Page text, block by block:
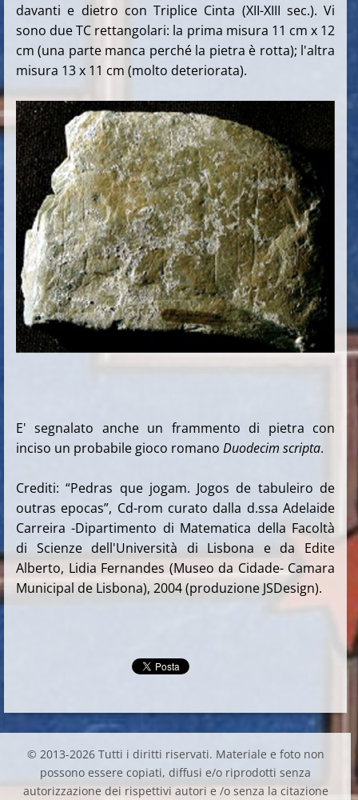
davanti e dietro con Triplice Cinta (XII-XIII sec.). Vi
sono due TC rettangolari: la prima misura 11 cm x 12
cm (una parte manca perché la pietra è rotta); l'altra
misura 13 x 11 cm (molto deteriorata).
E' segnalato anche un frammento di pietra con
inciso un probabile gioco romano Duodecim scripta.
Crediti: “Pedras que jogam. Jogos de tabuleiro de
outras epocas”, Cd-rom curato dalla d.ssa Adelaide
Carreira -Dipartimento di Matematica della Facoltà
di Scienze dell'Università di Lisbona e da Edite
Alberto, Lidia Fernandes (Museo da Cidade- Camara
Municipal de Lisbona), 2004 (produzione JSDesign).
© 2013-2026 Tutti i diritti riservati. Materiale e foto non
possono essere copiati, diffusi e/o riprodotti senza
autorizzazione dei rispettivi autori e /o senza la citazione